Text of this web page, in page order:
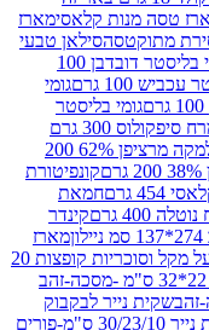
קלאסי מארז
סילאן טבעי
גומי בליסטר דובדבן 100
גומי
בליסטר
ממרח סיפקולוס 300 גרם
למקה מרציפן 62% 200
קונפיטורת
חמאת
קינדר
מארז
מארז 4 סוכריות על מקל וסוכריות קופצות 20
פלסטיק 22*32 ס"מ -מסכה-זהב
לבקבוק
שקית נייר 30/23/10 ס"מ-פורים